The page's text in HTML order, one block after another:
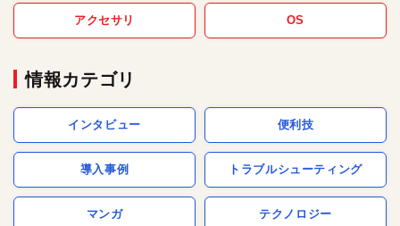
アクセサリ OS
情報カテゴリ
インタビュー 便利技
導入事例 トラブルシューティング
マンガ テクノロジー